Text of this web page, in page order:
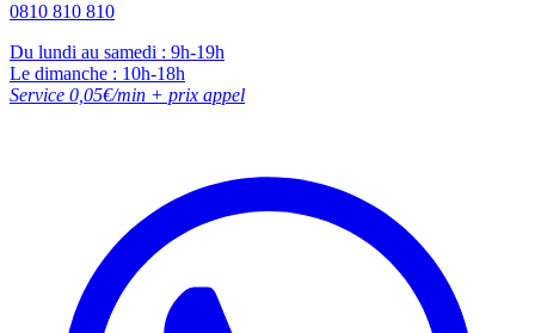
0810 810 810
Du lundi au samedi : 9h-19h
Le dimanche : 10h-18h
Service 0,05€/min + prix appel